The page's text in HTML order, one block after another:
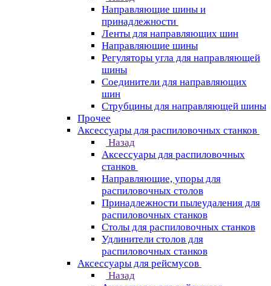
Направляющие шины и
принадлежности
Ленты для направляющих шин
Направляющие шины
Регуляторы угла для направляющей
шины
Соединители для направляющих
шин
Струбцины для направляющей шины
Прочее
Аксессуары для распиловочных станков
Назад
Аксессуары для распиловочных
станков
Направляющие, упоры для
распиловочных столов
Принадлежности пылеудаления для
распиловочных станков
Столы для распиловочных станков
Удлинители столов для
распиловочных станков
Аксессуары для рейсмусов
Назад